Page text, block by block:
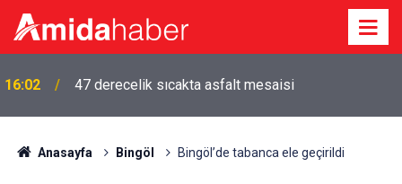
16:02 47 derecelik sıcakta asfalt mesaisi
Anasayfa Bingöl Bingöl’de tabanca ele geçirildi